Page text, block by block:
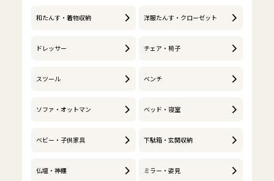
和たんす・着物収納 洋服たんす・クローゼット
ドレッサー チェア・椅子
スツール ベンチ
ソファ・オットマン ベッド・寝室
ベビー・子供家具 下駄箱・玄関収納
仏壇・神棚 ミラー・姿見